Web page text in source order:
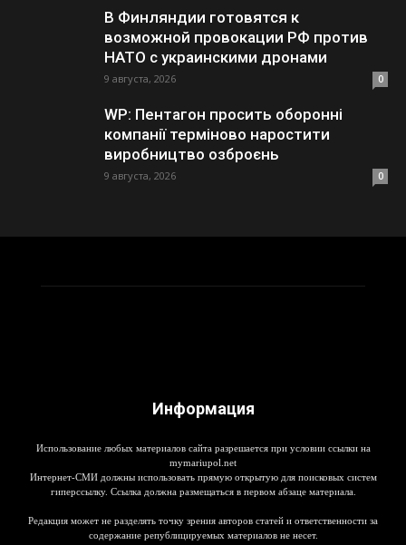
В Финляндии готовятся к
возможной провокации РФ против
НАТО с украинскими дронами
9 августа, 2026 0
WP: Пентагон просить оборонні
компанії терміново наростити
виробництво озброєнь
9 августа, 2026 0
Информация
Использование любых материалов сайта разрешается при условии ссылки на
mymariupol.net
Интернет-СМИ должны использовать прямую открытую для поисковых систем
гиперссылку. Ссылка должна размещаться в первом абзаце материала.
Редакция может не разделять точку зрения авторов статей и ответственности за
содержание републицируемых материалов не несет.